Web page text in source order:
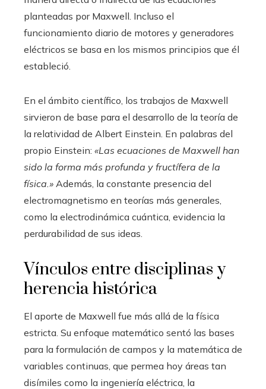
planteadas por Maxwell. Incluso el
funcionamiento diario de motores y generadores
eléctricos se basa en los mismos principios que él
estableció.
En el ámbito científico, los trabajos de Maxwell
sirvieron de base para el desarrollo de la teoría de
la relatividad de Albert Einstein. En palabras del
propio Einstein: «Las ecuaciones de Maxwell han
sido la forma más profunda y fructífera de la
física.» Además, la constante presencia del
electromagnetismo en teorías más generales,
como la electrodinámica cuántica, evidencia la
perdurabilidad de sus ideas.
Vínculos entre disciplinas y
herencia histórica
El aporte de Maxwell fue más allá de la física
estricta. Su enfoque matemático sentó las bases
para la formulación de campos y la matemática de
variables continuas, que permea hoy áreas tan
disímiles como la ingeniería eléctrica, la